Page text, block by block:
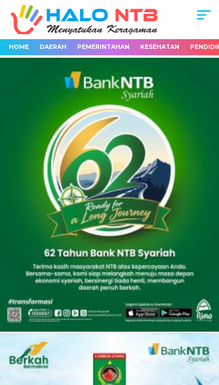
HOME DAERAH PEMERINTAHAN KESEHATAN